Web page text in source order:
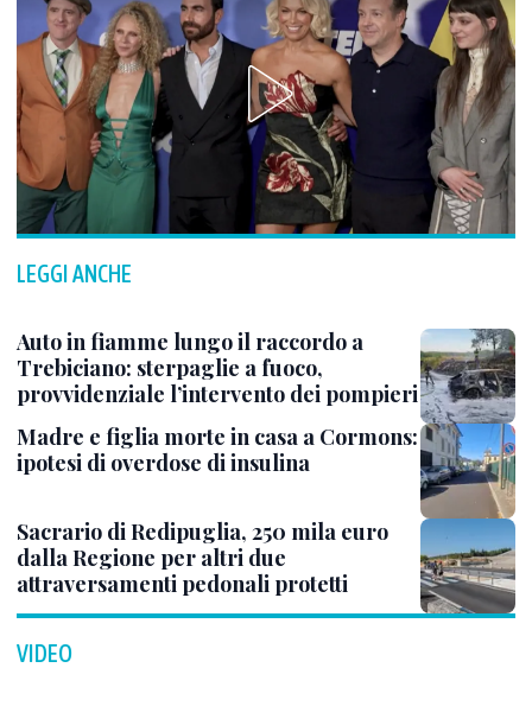
LEGGI ANCHE
Auto in fiamme lungo il raccordo a
Trebiciano: sterpaglie a fuoco,
provvidenziale l’intervento dei pompieri
Madre e figlia morte in casa a Cormons:
ipotesi di overdose di insulina
Sacrario di Redipuglia, 250 mila euro
dalla Regione per altri due
attraversamenti pedonali protetti
VIDEO